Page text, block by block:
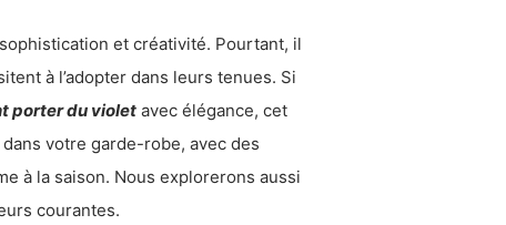
et créativité. Pourtant, il
à l’adopter dans leurs tenues. Si
porter du violet avec élégance, cet
votre garde-robe, avec des
à la saison. Nous explorerons aussi
courantes.